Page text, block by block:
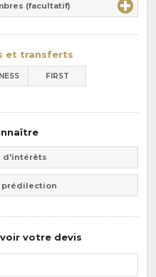
(facultatif)
et transferts
FIRST
d'intérêts
prédilection
votre devis